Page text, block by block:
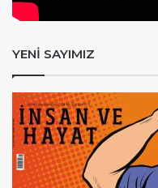
YENİ SAYIMIZ